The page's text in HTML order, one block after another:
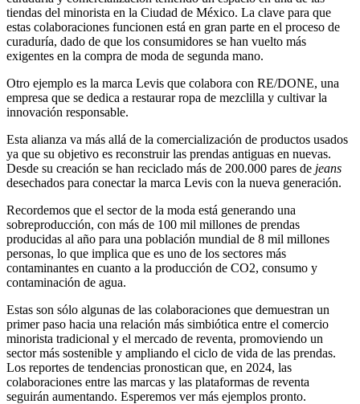
tiendas del minorista en la Ciudad de México. La clave para que
estas colaboraciones funcionen está en gran parte en el proceso de
curaduría, dado de que los consumidores se han vuelto más
exigentes en la compra de moda de segunda mano.
Otro ejemplo es la marca Levis que colabora con RE/DONE, una
empresa que se dedica a restaurar ropa de mezclilla y cultivar la
innovación responsable.
Esta alianza va más allá de la comercialización de productos usados
ya que su objetivo es reconstruir las prendas antiguas en nuevas.
Desde su creación se han reciclado más de 200.000 pares de jeans
desechados para conectar la marca Levis con la nueva generación.
Recordemos que el sector de la moda está generando una
sobreproducción, con más de 100 mil millones de prendas
producidas al año para una población mundial de 8 mil millones
personas, lo que implica que es uno de los sectores más
contaminantes en cuanto a la producción de CO2, consumo y
contaminación de agua.
Estas son sólo algunas de las colaboraciones que demuestran un
primer paso hacia una relación más simbiótica entre el comercio
minorista tradicional y el mercado de reventa, promoviendo un
sector más sostenible y ampliando el ciclo de vida de las prendas.
Los reportes de tendencias pronostican que, en 2024, las
colaboraciones entre las marcas y las plataformas de reventa
seguirán aumentando. Esperemos ver más ejemplos pronto.